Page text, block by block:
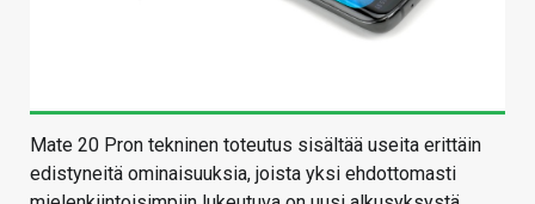
Mate 20 Pron tekninen toteutus sisältää useita erittäin
edistyneitä ominaisuuksia, joista yksi ehdottomasti